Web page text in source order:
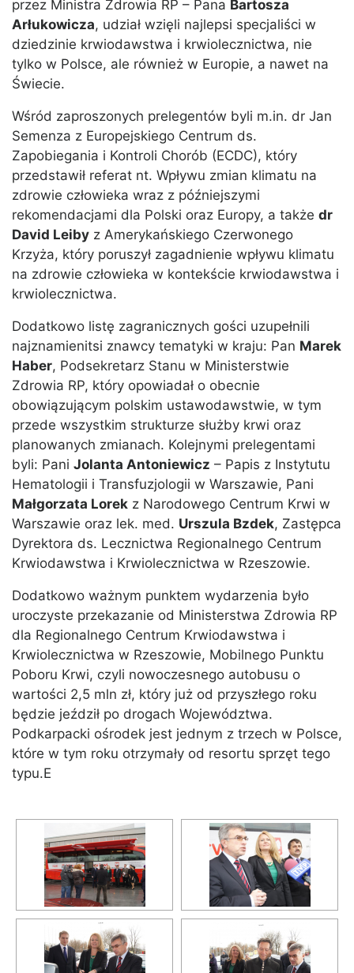
przez Ministra Zdrowia RP – Pana Bartosza
Arłukowicza, udział wzięli najlepsi specjaliści w
dziedzinie krwiodawstwa i krwiolecznictwa, nie
tylko w Polsce, ale również w Europie, a nawet na
Świecie.
Wśród zaproszonych prelegentów byli m.in. dr Jan
Semenza z Europejskiego Centrum ds.
Zapobiegania i Kontroli Chorób (ECDC), który
przedstawił referat nt. Wpływu zmian klimatu na
zdrowie człowieka wraz z późniejszymi
rekomendacjami dla Polski oraz Europy, a także dr
David Leiby z Amerykańskiego Czerwonego
Krzyża, który poruszył zagadnienie wpływu klimatu
na zdrowie człowieka w kontekście krwiodawstwa i
krwiolecznictwa.
Dodatkowo listę zagranicznych gości uzupełnili
najznamienitsi znawcy tematyki w kraju: Pan Marek
Haber, Podsekretarz Stanu w Ministerstwie
Zdrowia RP, który opowiadał o obecnie
obowiązującym polskim ustawodawstwie, w tym
przede wszystkim strukturze służby krwi oraz
planowanych zmianach. Kolejnymi prelegentami
byli: Pani Jolanta Antoniewicz – Papis z Instytutu
Hematologii i Transfuzjologii w Warszawie, Pani
Małgorzata Lorek z Narodowego Centrum Krwi w
Warszawie oraz lek. med. Urszula Bzdek, Zastępca
Dyrektora ds. Lecznictwa Regionalnego Centrum
Krwiodawstwa i Krwiolecznictwa w Rzeszowie.
Dodatkowo ważnym punktem wydarzenia było
uroczyste przekazanie od Ministerstwa Zdrowia RP
dla Regionalnego Centrum Krwiodawstwa i
Krwiolecznictwa w Rzeszowie, Mobilnego Punktu
Poboru Krwi, czyli nowoczesnego autobusu o
wartości 2,5 mln zł, który już od przyszłego roku
będzie jeździł po drogach Województwa.
Podkarpacki ośrodek jest jednym z trzech w Polsce,
które w tym roku otrzymały od resortu sprzęt tego
typu.E